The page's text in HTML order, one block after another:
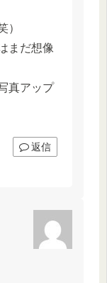
）
まだ想像
真アップ
返信